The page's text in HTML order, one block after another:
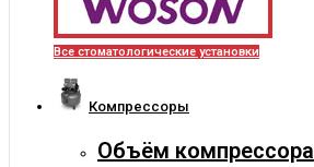
Все стоматологические установки
Компрессоры
Объём компрессора